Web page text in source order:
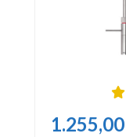
1.255,00